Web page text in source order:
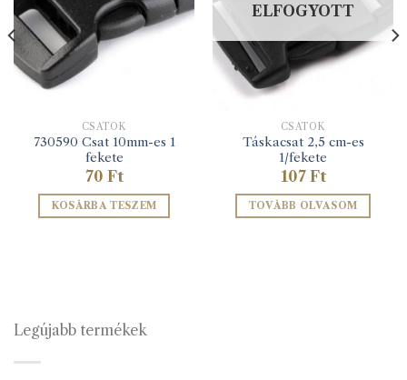
CSATOK
730590 Csat 10mm-es 1
fekete
70 Ft
KOSÁRBA TESZEM
ELFOGYOTT
CSATOK
Táskacsat 2,5 cm-es
1/fekete
107 Ft
TOVÁBB OLVASOM
Legújabb termékek